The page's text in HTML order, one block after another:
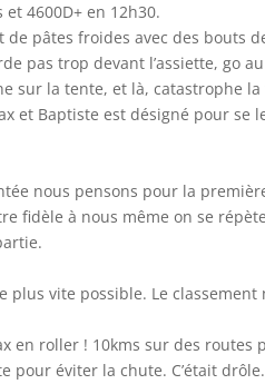
4600D+ en 12h30.
pâtes froides avec des bouts
pas trop devant l’assiette, go
sur la tente, et là, catastrophe la
et Baptiste est désigné pour se
nous pensons pour la
fidèle à nous même on se
plus vite possible. Le
roller ! 10kms sur des routes
pour éviter la chute. C’était